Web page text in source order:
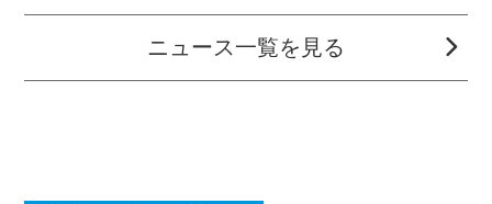
ニュース一覧を見る